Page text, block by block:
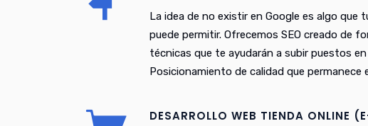
La idea de no existir en Google es algo que
puede permitir. Ofrecemos SEO creado de
técnicas que te ayudarán a subir puestos
Posicionamiento de calidad que permanece
DESARROLLO WEB TIENDA ONLINE